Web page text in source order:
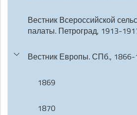
Вестник Всероссийской
палаты. Петроград, 1913-
Вестник Европы. СПб., 1866-
1869
1870